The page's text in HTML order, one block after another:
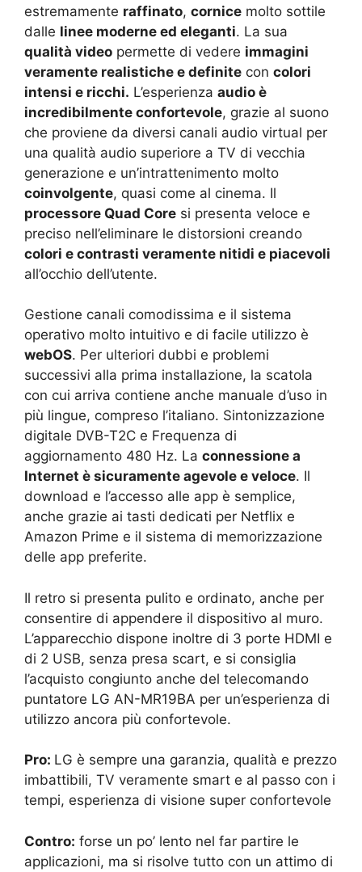
estremamente raffinato, cornice molto sottile
dalle linee moderne ed eleganti. La sua
qualità video permette di vedere immagini
veramente realistiche e definite con colori
intensi e ricchi. L’esperienza audio è
incredibilmente confortevole, grazie al suono
che proviene da diversi canali audio virtual per
una qualità audio superiore a TV di vecchia
generazione e un’intrattenimento molto
coinvolgente, quasi come al cinema. Il
processore Quad Core si presenta veloce e
preciso nell’eliminare le distorsioni creando
colori e contrasti veramente nitidi e piacevoli
all’occhio dell’utente.
Gestione canali comodissima e il sistema
operativo molto intuitivo e di facile utilizzo è
webOS. Per ulteriori dubbi e problemi
successivi alla prima installazione, la scatola
con cui arriva contiene anche manuale d’uso in
più lingue, compreso l’italiano. Sintonizzazione
digitale DVB-T2C e Frequenza di
aggiornamento 480 Hz. La connessione a
Internet è sicuramente agevole e veloce. Il
download e l’accesso alle app è semplice,
anche grazie ai tasti dedicati per Netflix e
Amazon Prime e il sistema di memorizzazione
delle app preferite.
Il retro si presenta pulito e ordinato, anche per
consentire di appendere il dispositivo al muro.
L’apparecchio dispone inoltre di 3 porte HDMI e
di 2 USB, senza presa scart, e si consiglia
l’acquisto congiunto anche del telecomando
puntatore LG AN-MR19BA per un’esperienza di
utilizzo ancora più confortevole.
Pro: LG è sempre una garanzia, qualità e prezzo
imbattibili, TV veramente smart e al passo con i
tempi, esperienza di visione super confortevole
Contro: forse un po’ lento nel far partire le
applicazioni, ma si risolve tutto con un attimo di